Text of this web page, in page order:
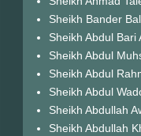
Sheikh Bander
Sheikh Abdul Bari
Sheikh Abdul
Sheikh Abdul
Sheikh Abdul
Sheikh Abdullah
Sheikh Abdullah